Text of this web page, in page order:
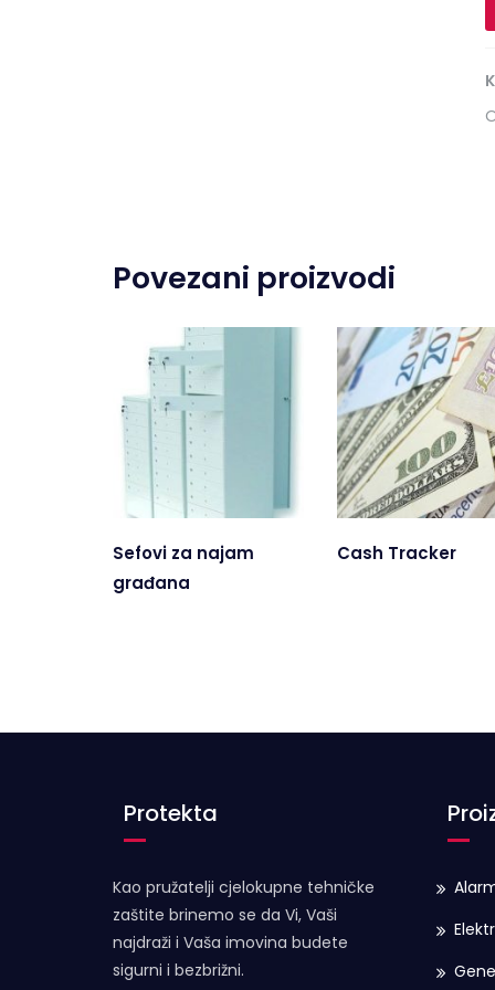
Povezani proizvodi
Sefovi za najam
građana
Cash Tracker
Protekta
Kao pružatelji cjelokupne tehničke
zaštite brinemo se da Vi, Vaši
najdraži i Vaša imovina budete
sigurni i bezbrižni.